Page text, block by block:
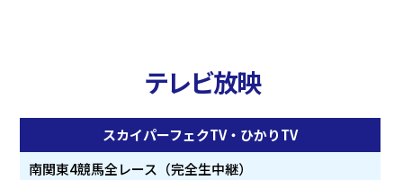
テレビ放映
スカイパーフェクTV・ひかりTV
南関東4競馬全レース（完全生中継）